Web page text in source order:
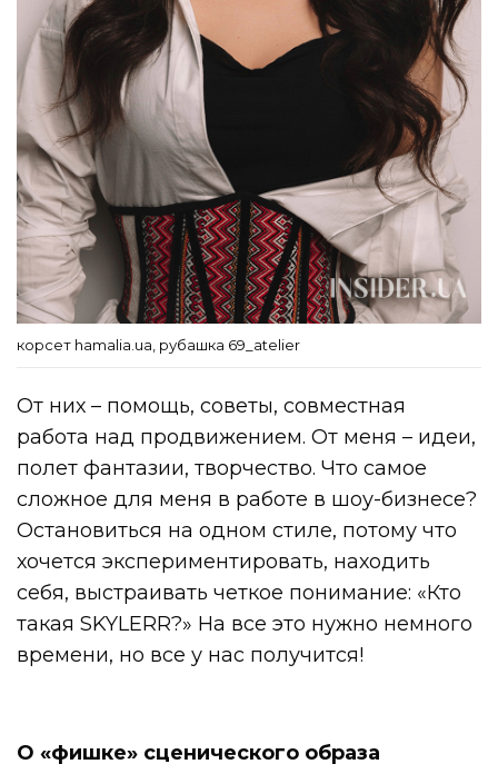
корсет hamalia.ua, рубашка 69_atelier
От них – помощь, советы, совместная
работа над продвижением. От меня – идеи,
полет фантазии, творчество. Что самое
сложное для меня в работе в шоу-бизнесе?
Остановиться на одном стиле, потому что
хочется экспериментировать, находить
себя, выстраивать четкое понимание: «Кто
такая SKYLERR?» На все это нужно немного
времени, но все у нас получится!
О «фишке» сценического образа